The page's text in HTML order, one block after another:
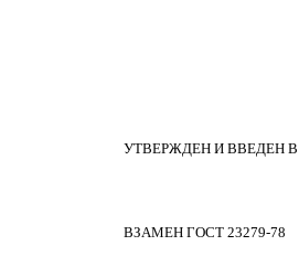
УТВЕРЖДЕН И ВВЕДЕН В
ВЗАМЕН ГОСТ 23279-78